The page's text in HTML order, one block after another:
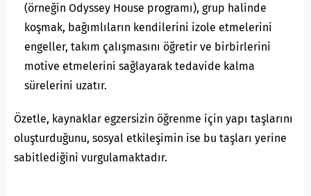
(örneğin Odyssey House programı), grup halinde
koşmak, bağımlıların kendilerini izole etmelerini
engeller, takım çalışmasını öğretir ve birbirlerini
motive etmelerini sağlayarak tedavide kalma
sürelerini uzatır.
Özetle, kaynaklar egzersizin öğrenme için yapı taşlarını
oluşturduğunu, sosyal etkileşimin ise bu taşları yerine
sabitlediğini vurgulamaktadır.